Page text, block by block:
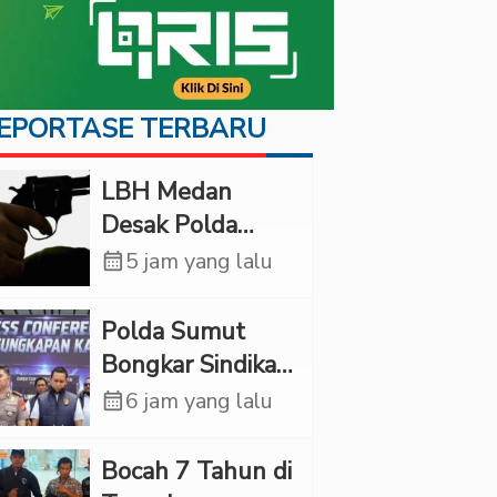
TERBARU
LBH Medan
Desak Polda
Sumut Usut
Lorenza
calendar_month5 jam yang lalu
Polda Sumut
Bongkar Sindikat
Scamming
Korban Rugi
calendar_month6 jam yang lalu
Bocah 7 Tahun di